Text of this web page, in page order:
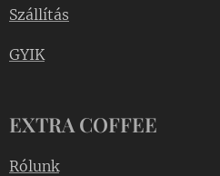
Szállítás
GYIK
EXTRA COFFEE
Rólunk